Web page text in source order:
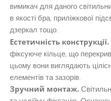
вимикач для даного
в якості бра, приліжкової
дзеркал тощо.
Естетичність конструкції.
фіксуюче кільце, що
цьому вони виглядають
елементів та зазорів.
Зручний монтаж.